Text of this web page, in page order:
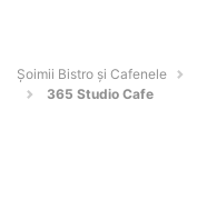
Șoimii Bistro și Cafenele
365 Studio Cafe